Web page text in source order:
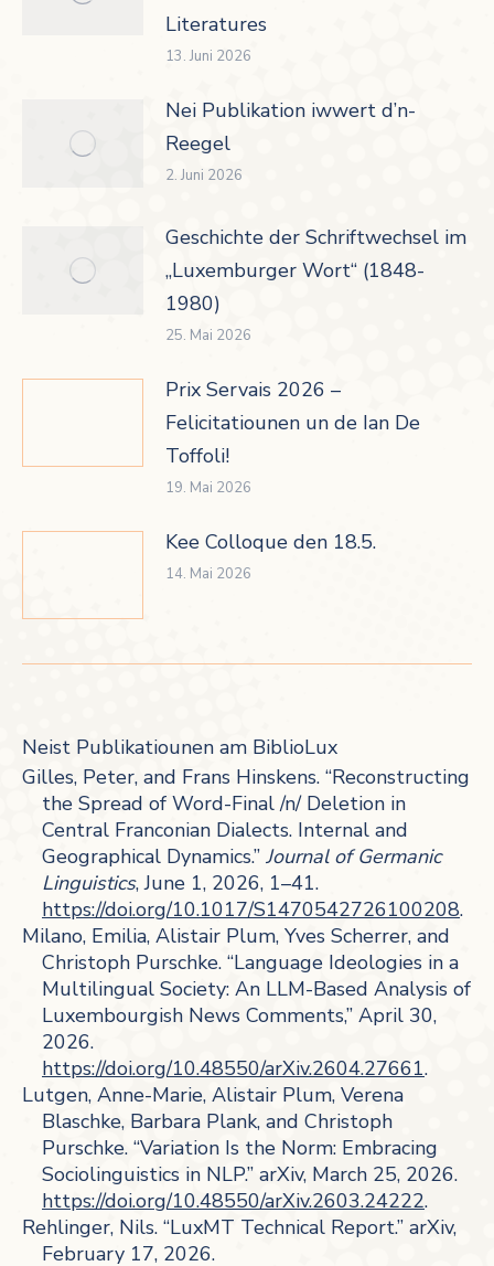
Literatures
13. Juni 2026
Nei Publikation iwwert d’n-
Reegel
2. Juni 2026
Geschichte der Schriftwechsel im
„Luxemburger Wort“ (1848-
1980)
25. Mai 2026
Prix Servais 2026 –
Felicitatiounen un de Ian De
Toffoli!
19. Mai 2026
Kee Colloque den 18.5.
14. Mai 2026
Neist Publikatiounen am BiblioLux
Gilles, Peter, and Frans Hinskens. “Reconstructing
the Spread of Word-Final /n/ Deletion in
Central Franconian Dialects. Internal and
Geographical Dynamics.” Journal of Germanic
Linguistics, June 1, 2026, 1–41.
https://doi.org/10.1017/S1470542726100208.
Milano, Emilia, Alistair Plum, Yves Scherrer, and
Christoph Purschke. “Language Ideologies in a
Multilingual Society: An LLM-Based Analysis of
Luxembourgish News Comments,” April 30,
2026.
https://doi.org/10.48550/arXiv.2604.27661.
Lutgen, Anne-Marie, Alistair Plum, Verena
Blaschke, Barbara Plank, and Christoph
Purschke. “Variation Is the Norm: Embracing
Sociolinguistics in NLP.” arXiv, March 25, 2026.
https://doi.org/10.48550/arXiv.2603.24222.
Rehlinger, Nils. “LuxMT Technical Report.” arXiv,
February 17, 2026.